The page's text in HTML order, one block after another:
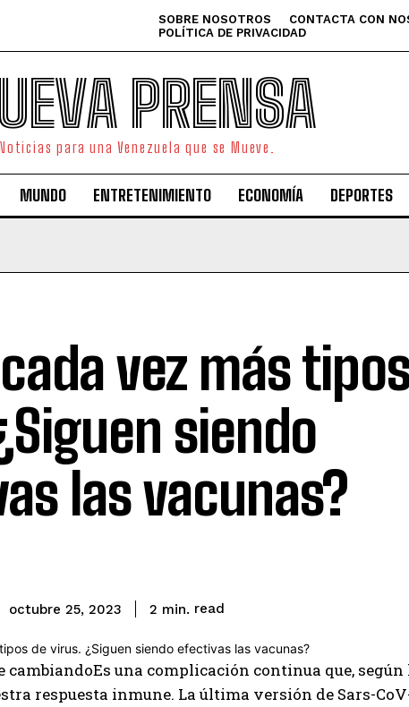
SOBRE NOSOTROS CONTACTA CON
POLÍTICA DE PRIVACIDAD
PRENSA
para una Venezuela que se Mueve.
MUNDO ENTRETENIMIENTO ECONOMÍA DEPORTES
vez más
siendo
las vacunas?
octubre 25, 2023 2 min. read
cambiandoEs una complicación continua que, según
respuesta inmune. La última versión de Sars-